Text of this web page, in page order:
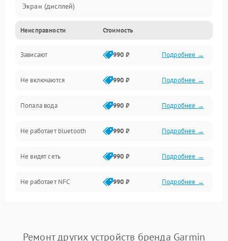
Экран (дисплей)
Электропитание
Датчики
Связь
Дисплей
Разговор (микрофон, динамик)
Неисправности Стоимость
Зависают 990 ₽ Подробнее →
Не включаются 990 ₽ Подробнее →
Попала вода 990 ₽ Подробнее →
Не работает bluetooth 990 ₽ Подробнее →
Не видят сеть 990 ₽ Подробнее →
Не работает NFC 990 ₽ Подробнее →
Ремонт других устройств бренда Garmin